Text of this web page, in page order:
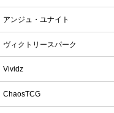
アンジュ・ユナイト
ヴィクトリースパーク
Vividz
ChaosTCG